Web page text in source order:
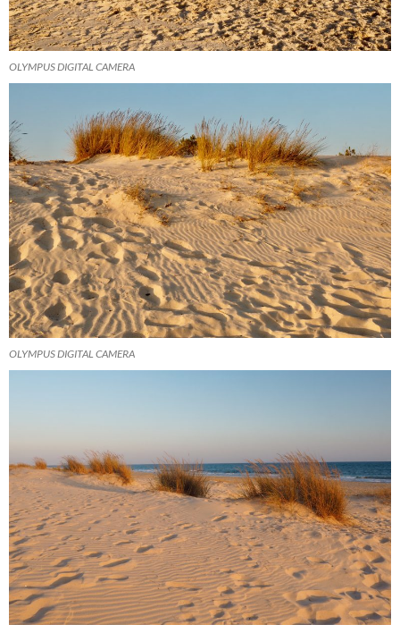
OLYMPUS DIGITAL CAMERA
OLYMPUS DIGITAL CAMERA